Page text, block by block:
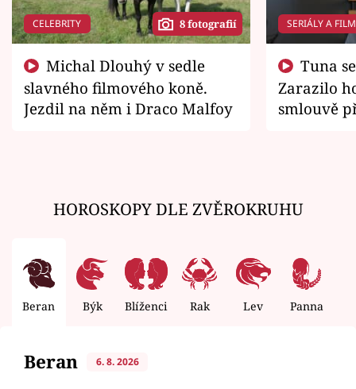
CELEBRITY 8 fotografií
slavného filmového koně.
Jezdil na něm i Draco Malfoy
SERIÁLY A
Zarazilo
smlouvě
HOROSKOPY DLE ZVĚROKRUHU
Beran Býk Blíženci Rak Lev Panna
Beran 6. 8. 2026